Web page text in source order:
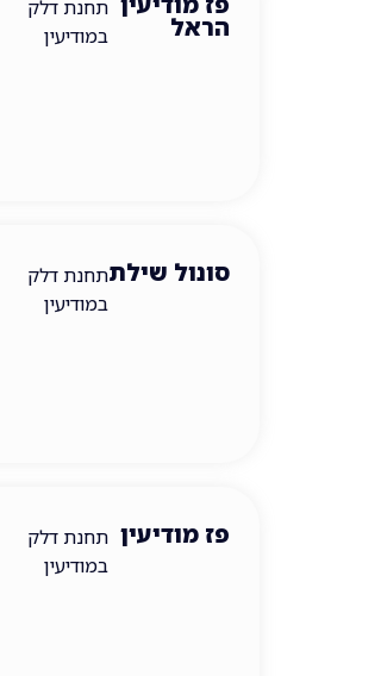
הראל
תחנת דלק
במודיעין
תחנות דלק במודיעין
סונול שילתתחנת דלק
במודיעין
תחנות דלק במודיעין
פז מודיעין תחנת דלק
במודיעין